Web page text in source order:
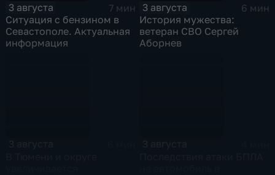
3 августа
7 мин
Ситуация с бензином в
Севастополе. Актуальная
информация
3 августа
6 мин
История мужества:
ветеран СВО Сергей
Аборнев